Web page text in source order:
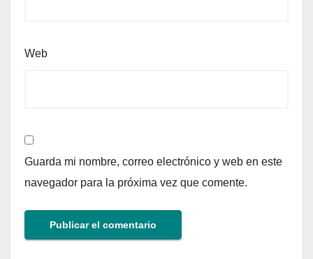
Web
Guarda mi nombre, correo electrónico y web en este
navegador para la próxima vez que comente.